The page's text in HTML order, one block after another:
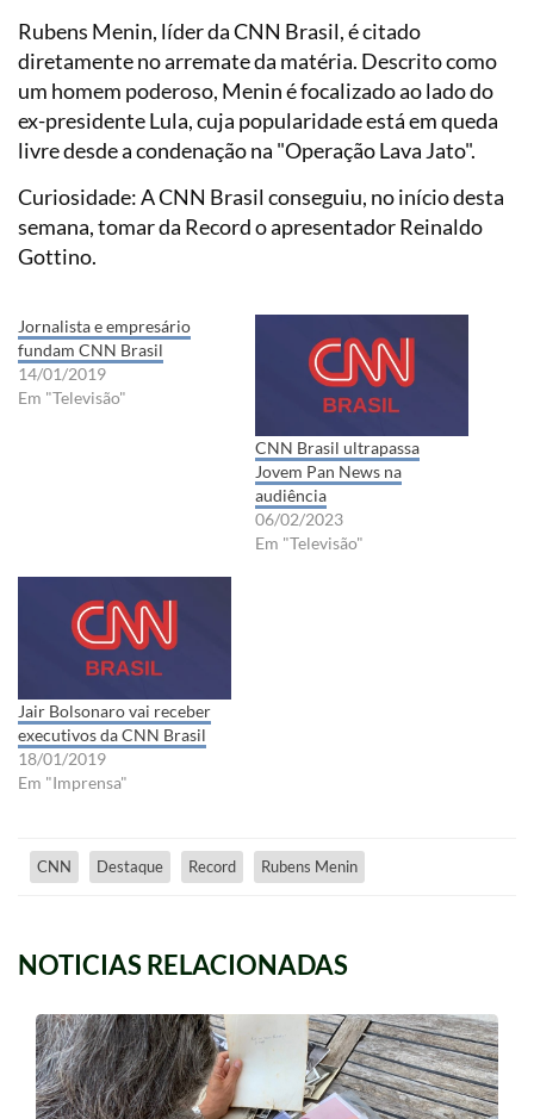
Rubens Menin, líder da CNN Brasil, é citado
diretamente no arremate da matéria. Descrito como
um homem poderoso, Menin é focalizado ao lado do
ex-presidente Lula, cuja popularidade está em queda
livre desde a condenação na "Operação Lava Jato".
Curiosidade: A CNN Brasil conseguiu, no início desta
semana, tomar da Record o apresentador Reinaldo
Gottino.
Jornalista e empresário
fundam CNN Brasil
14/01/2019
Em "Televisão"
CNN Brasil ultrapassa
Jovem Pan News na
audiência
06/02/2023
Em "Televisão"
Jair Bolsonaro vai receber
executivos da CNN Brasil
18/01/2019
Em "Imprensa"
CNN Destaque Record Rubens Menin
NOTICIAS RELACIONADAS